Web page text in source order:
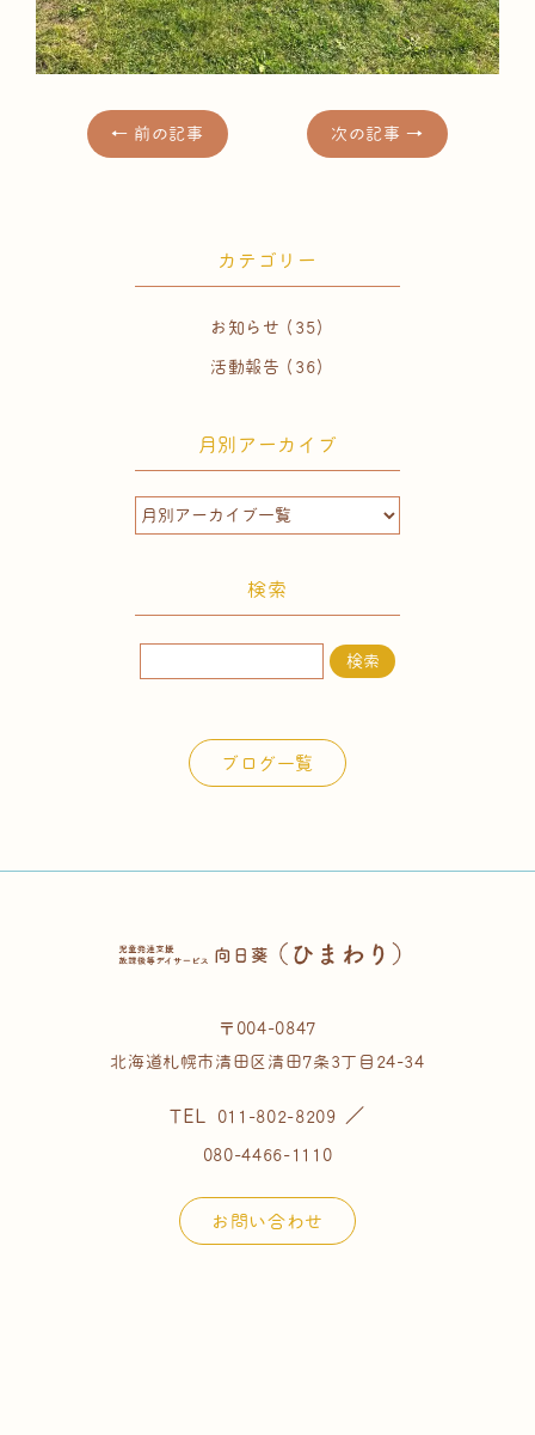
← 前の記事 次の記事 →
カテゴリー
お知らせ (35)
活動報告 (36)
月別アーカイブ
検索
ブログ一覧
〒004-0847
北海道札幌市清田区清田7条3丁目24-34
TEL 011-802-8209 ／
080-4466-1110
お問い合わせ